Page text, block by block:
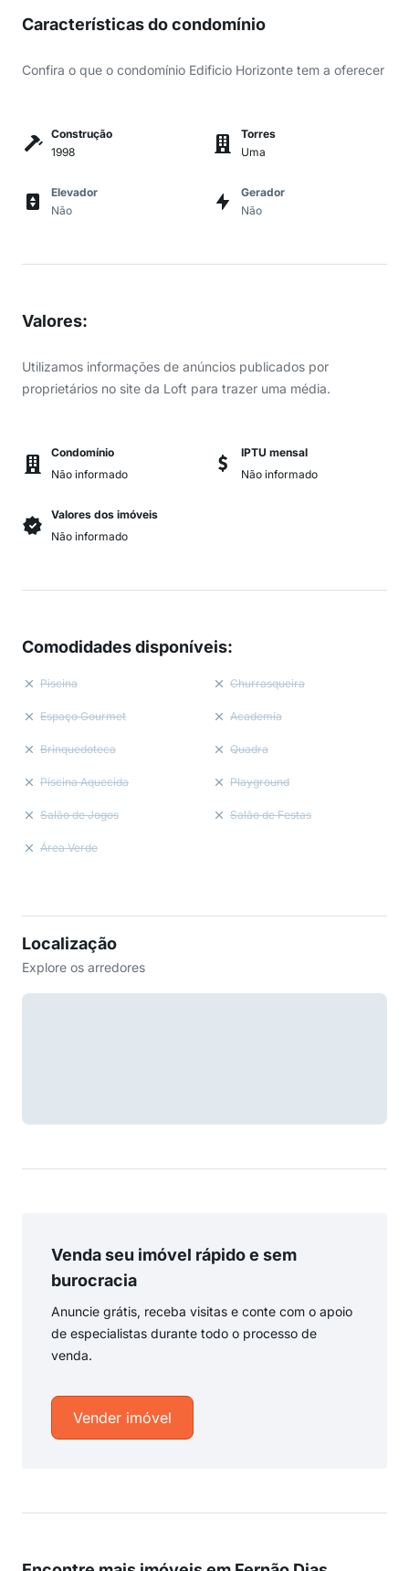
Características do condomínio
Confira o que o condomínio Edificio Horizonte tem a oferecer
Construção
1998
Torres
Uma
Elevador
Não
Gerador
Não
Valores:
Utilizamos informações de anúncios publicados por
proprietários no site da Loft para trazer uma média.
Condomínio
Não informado
IPTU mensal
Não informado
Valores dos imóveis
Não informado
Comodidades disponíveis:
Piscina Churrasqueira
Espaço Gourmet Academia
Brinquedoteca Quadra
Piscina Aquecida Playground
Salão de Jogos Salão de Festas
Área Verde
Localização
Explore os arredores
Venda seu imóvel rápido e sem
burocracia
Anuncie grátis, receba visitas e conte com o apoio
de especialistas durante todo o processo de
venda.
Vender imóvel